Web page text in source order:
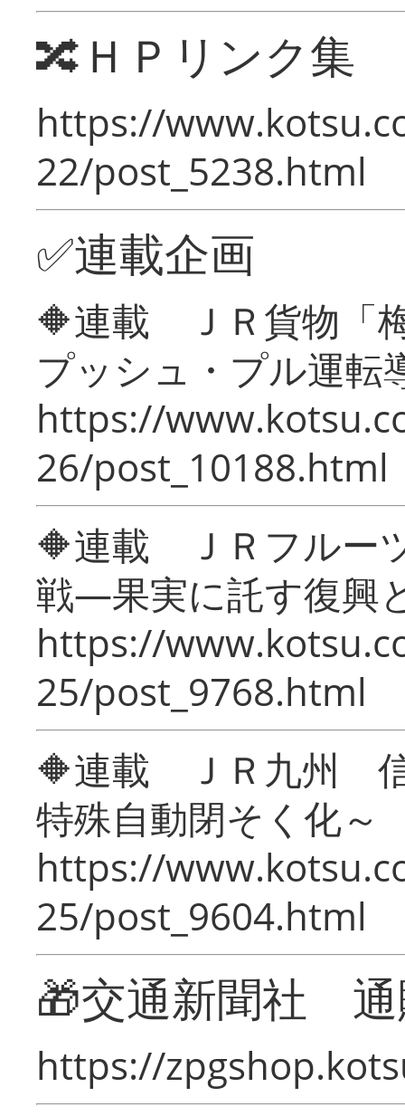
🔀ＨＰリンク集
https://
22/post_5238.html
✅連載企画
🔶連載 ＪＲ貨物「
プッシュ・プル運転
https://
26/post_10188.html
🔶連載 ＪＲフルー
戦―果実に託す復興
https://
25/post_9768.html
🔶連載 ＪＲ九州 信
特殊自動閉そく化～
https://
25/post_9604.html
🎁交通新聞社
https://